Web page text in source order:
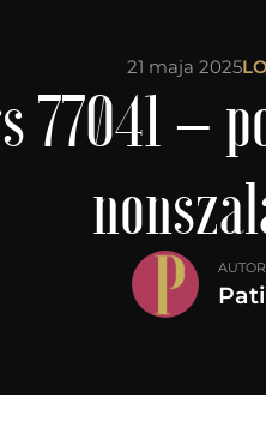
21 maja 2025
77041 –